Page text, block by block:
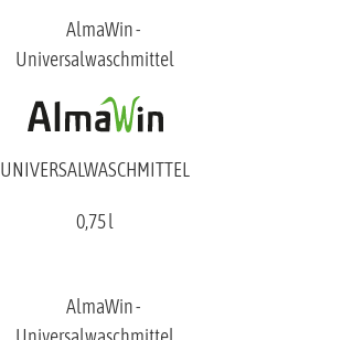
UNIVERSALWASCHMITTEL
0,75 l